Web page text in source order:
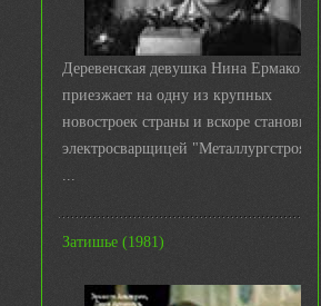
Деревенская девушка Нина Ермакова
приезжает на одну из крупных
новостроек страны и вскоре становится
электросварщицей "Металлургстроя&q
...
Затишье (1981)